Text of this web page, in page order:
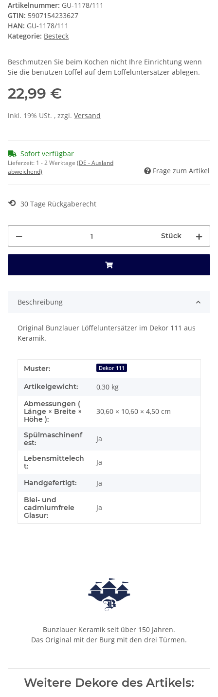
Artikelnummer: GU-1178/111
GTIN: 5907154233627
HAN: GU-1178/111
Kategorie: Besteck
Beschmutzen Sie beim Kochen nicht Ihre Einrichtung wenn
Sie die benutzen Löffel auf dem Löffeluntersätzer ablegen.
22,99 €
inkl. 19% USt. , zzgl. Versand
Sofort verfügbar
Lieferzeit: 1 - 2 Werktage (DE - Ausland
abweichend)
Frage zum Artikel
⟲ 30 Tage Rückgaberecht
Stück
Beschreibung
Original Bunzlauer Löffeluntersätzer im Dekor 111 aus
Keramik.
Produkteigenschaft
Wert
Muster: Dekor 111
Artikelgewicht: 0,30 kg
Abmessungen (
Länge × Breite ×
Höhe ):
30,60 × 10,60 × 4,50 cm
Spülmaschinenf
est:
Ja
Lebensmittelech
t:
Ja
Handgefertigt: Ja
Blei- und
cadmiumfreie
Glasur:
Ja
Bunzlauer Keramik seit über 150 Jahren.
Das Original mit der Burg mit den drei Türmen.
Weitere Dekore des Artikels: